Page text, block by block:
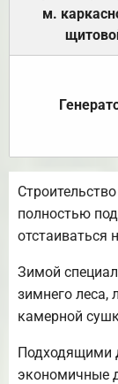
м.
полностью
отстаиваться
Зимой
зимнего леса,
камерной
Подходящими
экономичные